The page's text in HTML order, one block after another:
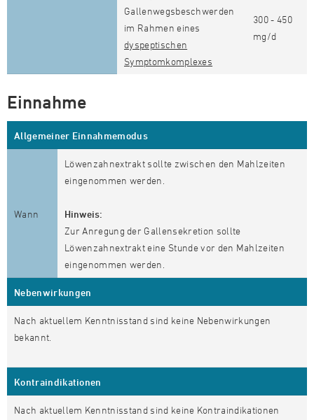
Gallenwegsbeschwerden
im Rahmen eines
dyspeptischen
Symptomkomplexes
300 - 450
mg/d
Einnahme
Allgemeiner Einnahmemodus
Wann
Löwenzahnextrakt sollte zwischen den Mahlzeiten
eingenommen werden.
Hinweis:
Zur Anregung der Gallensekretion sollte
Löwenzahnextrakt eine Stunde vor den Mahlzeiten
eingenommen werden.
Nebenwirkungen
Nach aktuellem Kenntnisstand sind keine Nebenwirkungen
bekannt.
Kontraindikationen
Nach aktuellem Kenntnisstand sind keine Kontraindikationen